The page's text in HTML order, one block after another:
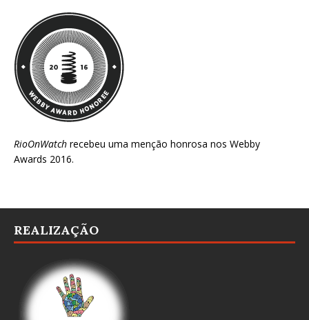
RioOnWatch recebeu uma menção honrosa nos Webby
Awards 2016.
REALIZAÇÃO